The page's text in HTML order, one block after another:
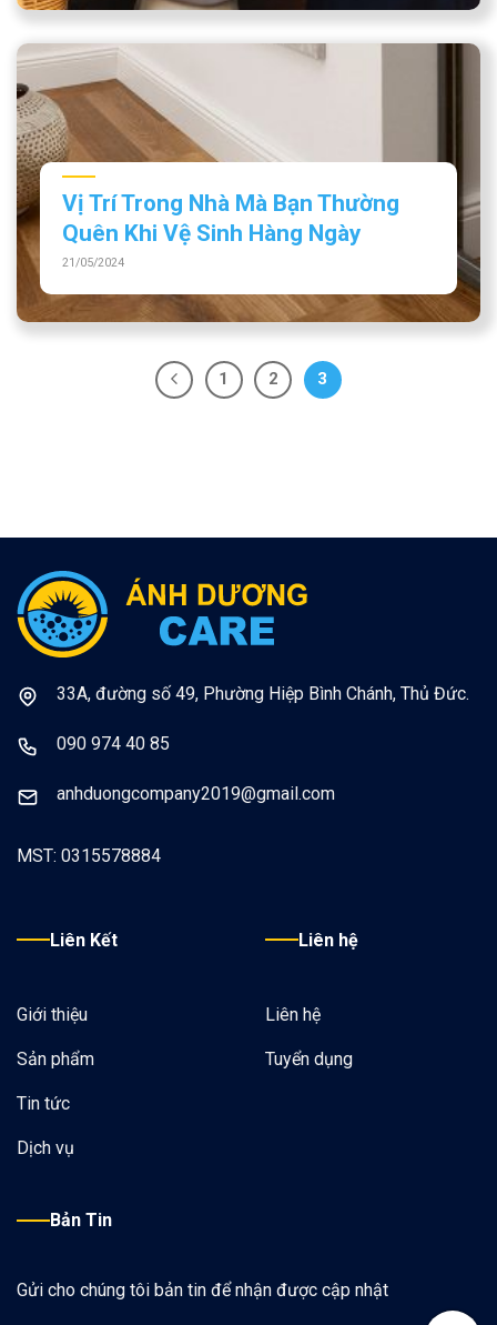
Vị Trí Trong Nhà Mà Bạn Thường
Quên Khi Vệ Sinh Hàng Ngày
21/05/2024
1 2 3
33A, đường số 49, Phường Hiệp Bình Chánh, Thủ Đức.
090 974 40 85
anhduongcompany2019@gmail.com
MST: 0315578884
Liên Kết
Giới thiệu
Sản phẩm
Tin tức
Dịch vụ
Liên hệ
Liên hệ
Tuyển dụng
Bản Tin
Gửi cho chúng tôi bản tin để nhận được cập nhật